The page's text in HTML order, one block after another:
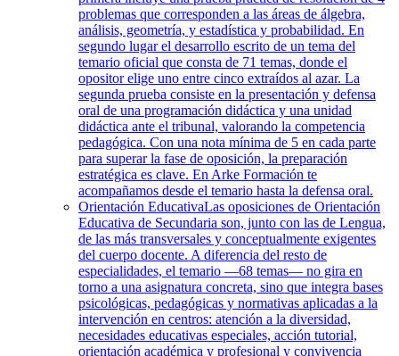
problemas que corresponden a las áreas de álgebra,
análisis, geometría, y estadística y probabilidad. En
segundo lugar el desarrollo escrito de un tema del
temario oficial que consta de 71 temas, donde el
opositor elige uno entre cinco extraídos al azar. La
segunda prueba consiste en la presentación y defensa
oral de una programación didáctica y una unidad
didáctica ante el tribunal, valorando la competencia
pedagógica. Con una nota mínima de 5 en cada parte
para superar la fase de oposición, la preparación
estratégica es clave. En Arke Formación te
acompañamos desde el temario hasta la defensa oral.
Orientación EducativaLas oposiciones de Orientación
Educativa de Secundaria son, junto con las de Lengua,
de las más transversales y conceptualmente exigentes
del cuerpo docente. A diferencia del resto de
especialidades, el temario —68 temas— no gira en
torno a una asignatura concreta, sino que integra bases
psicológicas, pedagógicas y normativas aplicadas a la
intervención en centros: atención a la diversidad,
necesidades educativas especiales, acción tutorial,
orientación académica y profesional y convivencia